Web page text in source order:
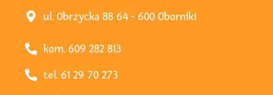
ul. Obrzycka 88 64 - 600 Oborniki
kom. 609 282 813
tel. 61 29 70 273